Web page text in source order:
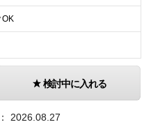
OK
検討中に入れる
2026.08.27